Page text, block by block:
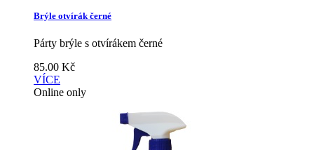
Brýle otvírák černé
Párty brýle s otvírákem černé
85.00 Kč
VÍCE
Online only